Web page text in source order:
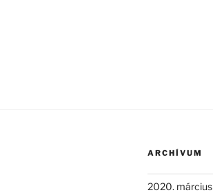
ARCHÍVUM
2020. március